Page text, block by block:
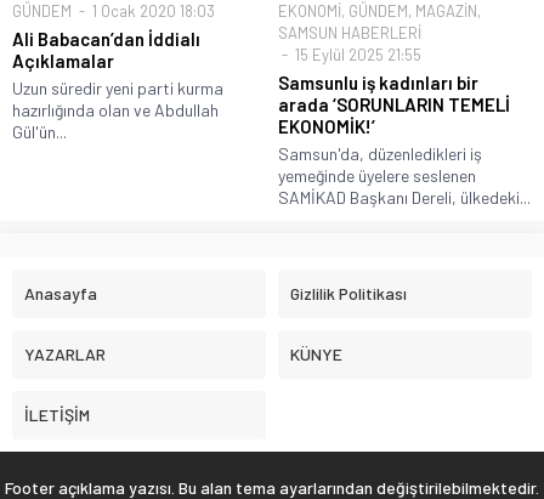
GÜNDEM 1 Ocak 2020 18:03
Ali Babacan’dan İddialı
Açıklamalar
Uzun süredir yeni parti kurma
hazırlığında olan ve Abdullah
Gül'ün...
EKONOMİ, GÜNDEM, MAGAZİN,
SAMSUN HABERLERİ
15 Eylül 2025 21:55
Samsunlu iş kadınları bir
arada ‘SORUNLARIN TEMELİ
EKONOMİK!’
Samsun'da, düzenledikleri iş
yemeğinde üyelere seslenen
SAMİKAD Başkanı Dereli, ülkedeki...
Anasayfa Gizlilik Politikası
YAZARLAR KÜNYE
İLETİŞİM
Footer açıklama yazısı. Bu alan tema ayarlarından değiştirilebilmektedir.